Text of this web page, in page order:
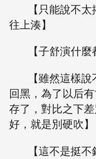
【只能說不
往上湊】
【子舒演什
【雖然這樣
回黑，為了以后
存了，對比之下
好，就是別硬吹】
【這不是挺